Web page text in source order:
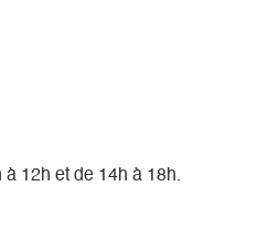
12h et de 14h à 18h.